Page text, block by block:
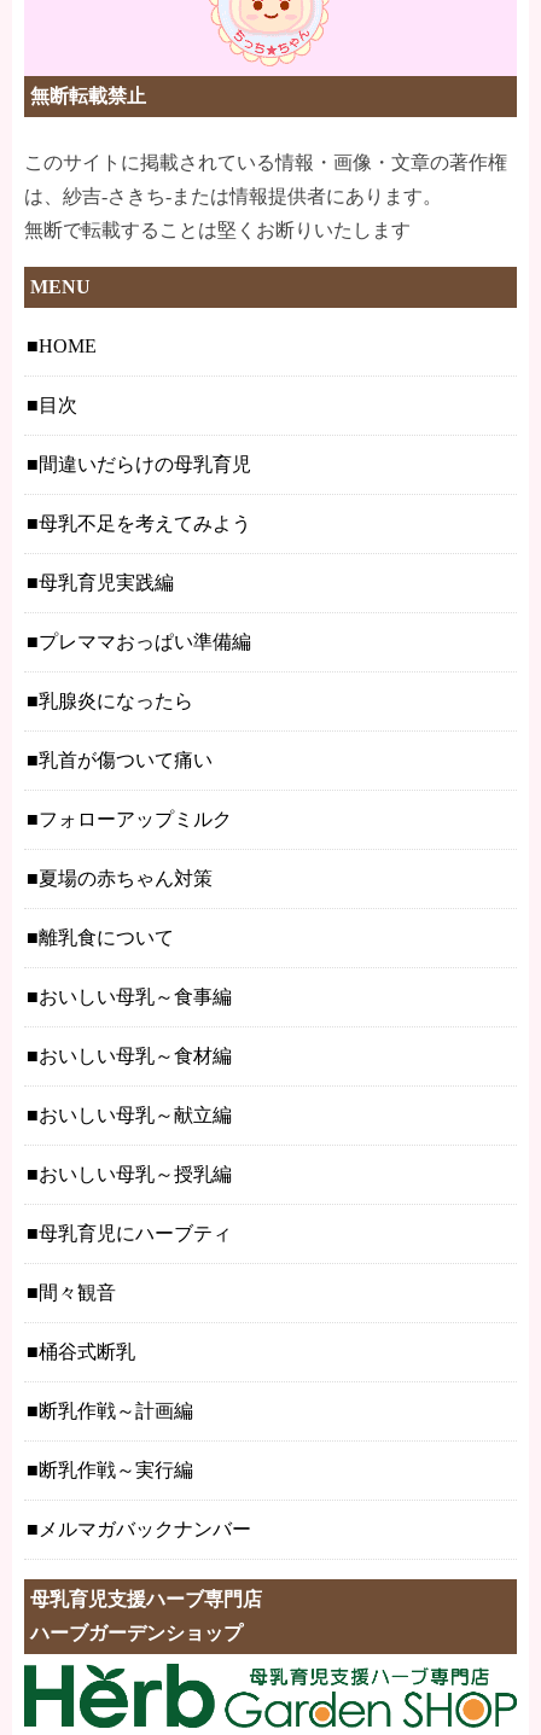
無断転載禁止
このサイトに掲載されている情報・画像・文章の著作権
は、紗吉-さきち-または情報提供者にあります。
無断で転載することは堅くお断りいたします
MENU
HOME
目次
間違いだらけの母乳育児
母乳不足を考えてみよう
母乳育児実践編
プレママおっぱい準備編
乳腺炎になったら
乳首が傷ついて痛い
フォローアップミルク
夏場の赤ちゃん対策
離乳食について
おいしい母乳～食事編
おいしい母乳～食材編
おいしい母乳～献立編
おいしい母乳～授乳編
母乳育児にハーブティ
間々観音
桶谷式断乳
断乳作戦～計画編
断乳作戦～実行編
メルマガバックナンバー
母乳育児支援ハーブ専門店
ハーブガーデンショップ